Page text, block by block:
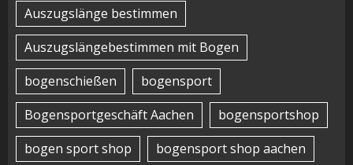
Auszugslänge bestimmen
Auszugslängebestimmen mit Bogen
bogenschießen
bogensport
Bogensportgeschäft Aachen
bogensportshop
bogen sport shop
bogensport shop aachen